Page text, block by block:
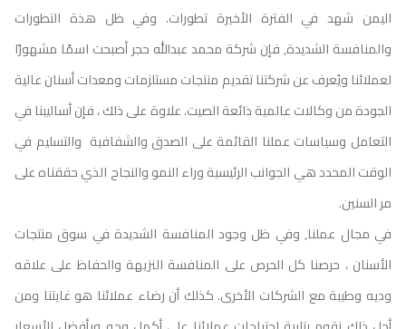
اليمن شهد في الفترة الأخيرة تطورات. وفي ظل هذة التطورات
والمنافسة الشديدة, فإن شركة محمد عبدالله حجر أصبحت اسمًا مشهورًا
لعملائنا ويُعرف عن شركتنا تقديم منتجات مستلزمات ومعدات أسنان عالية
الجودة من وكالات عالمية ذائعة الصيت. علاوة على ذلك ، فإن أساليبنا في
التعامل وسياسات عملنا القائمة على الصدق والشفافية والتسليم في
الوقت المحدد هي الجوانب الرئيسية وراء النمو والنجاح الذي حققناه على
مر السنين.
في مجال عملنا, وفي ظل وجود المنافسة الشديدة في سوق منتجات
الأسنان ، حرصنا كل الحرص على المنافسة النزيهة والحفاظ على علاقه
وديه وطيبة مع الشركات الأخرى. كذلك أن رضاء عملائنا هو غايتنا ومن